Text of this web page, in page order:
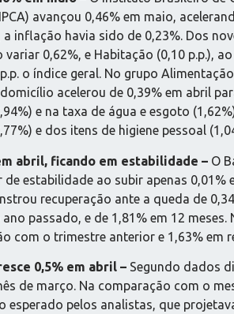
avançou 0,46% em maio,
a inflação havia sido de 0,23%. Dos
variar 0,62%, e Habitação (0,10 p.p.),
o índice geral. No grupo
acelerou de 0,39% em abril
e na taxa de água e esgoto
e dos itens de higiene pessoal
abril, ficando em estabilidade – O
estabilidade ao subir apenas
recuperação ante a queda de
passado, e de 1,81% em 12
com o trimestre anterior e 1,63% em
0,5% em abril – Segundo dados
de março. Na comparação com o
esperado pelos analistas, que